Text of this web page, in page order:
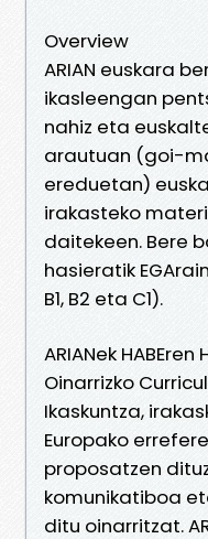
Overview
ARIAN euskara
ikasleengan
nahiz eta
arautuan (goi-
ereduetan)
irakasteko
daitekeen. Bere
hasieratik
B1, B2 eta C1).
ARIANek
Oinarrizko
Ikaskuntza,
Europako
proposatzen
komunikatiboa
ditu oinarritzat.